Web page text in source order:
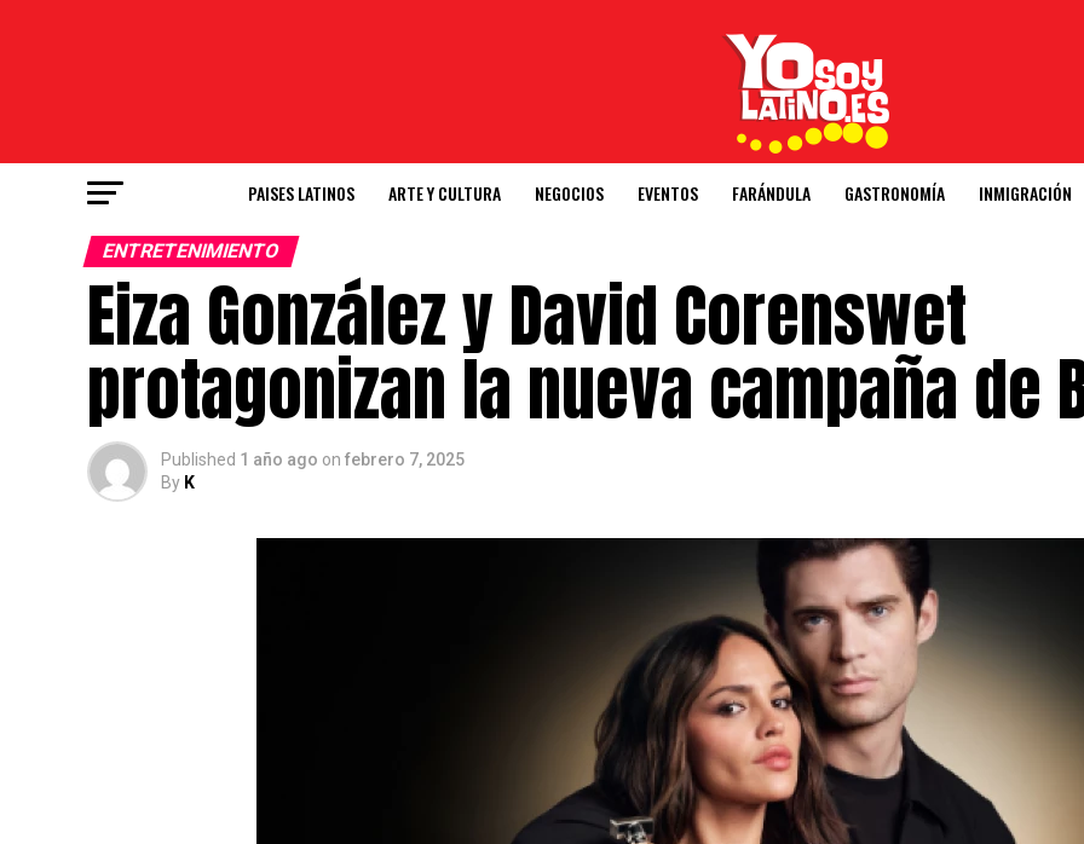
PAISES LATINOS ARTE Y CULTURA NEGOCIOS EVENTOS FARÁNDULA GASTRONOMÍA INMIGRACIÓN
ENTRETENIMIENTO
Eiza González y David Corenswet
protagonizan la nueva campaña de
Published 1 año ago on febrero 7, 2025
By K